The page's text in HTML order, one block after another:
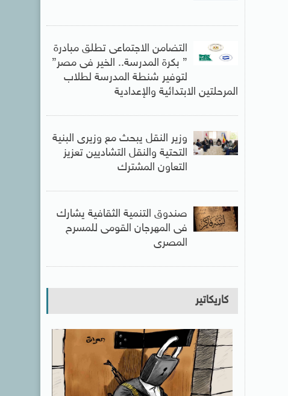
التضامن الاجتماعى تطلق مبادرة
” بكرة المدرسة.. الخير فى مصر”
لتوفير شنطة المدرسة لطلاب
المرحلتين الابتدائية والإعدادية
وزير النقل يبحث مع وزيرى البنية
التحتية والنقل التشاديين تعزيز
التعاون المشترك
صندوق التنمية الثقافية يشارك
فى المهرجان القومى للمسرح
المصرى
كاريكاتير